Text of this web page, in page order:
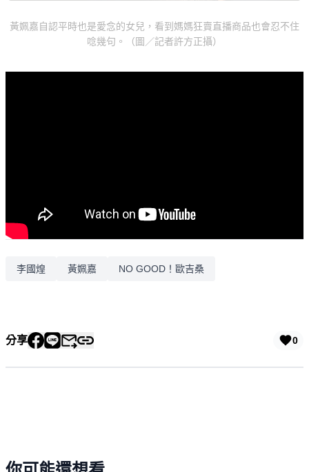
黃姵嘉自認平時也是愛念的女兒，看到媽媽狂賣直播商品也會忍不住
唸幾句。（圖／記者許方正攝）
李國煌 黃姵嘉 NO GOOD！歐吉桑
分享 0